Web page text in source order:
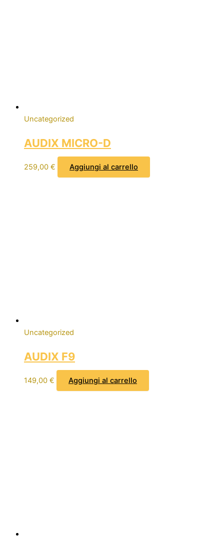
Uncategorized
AUDIX MICRO-D
259,00 € Aggiungi al carrello
Uncategorized
AUDIX F9
149,00 € Aggiungi al carrello